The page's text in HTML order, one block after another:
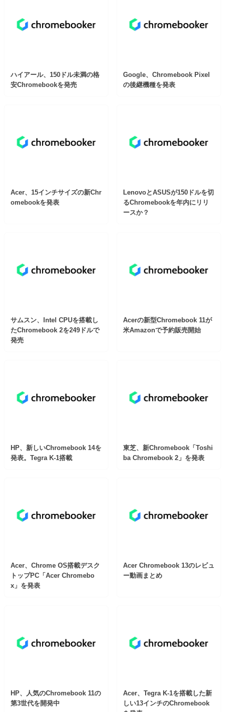
ハイアール、150ドル未満の格
安Chromebookを発売
Google、Chromebook Pixel
の後継機種を発表
Acer、15インチサイズの新Chr
omebookを発表
LenovoとASUSが150ドルを切
るChromebookを年内にリリ
ースか？
サムスン、Intel CPUを搭載し
たChromebook 2を249ドルで
発売
Acerの新型Chromebook 11が
米Amazonで予約販売開始
HP、新しいChromebook 14を
発表。Tegra K-1搭載
東芝、新Chromebook「Toshi
ba Chromebook 2」を発表
Acer、Chrome OS搭載デスク
トップPC「Acer Chromebo
x」を発表
Acer Chromebook 13のレビュ
ー動画まとめ
HP、人気のChromebook 11の
第3世代を開発中
Acer、Tegra K-1を搭載した新
しい13インチのChromebook